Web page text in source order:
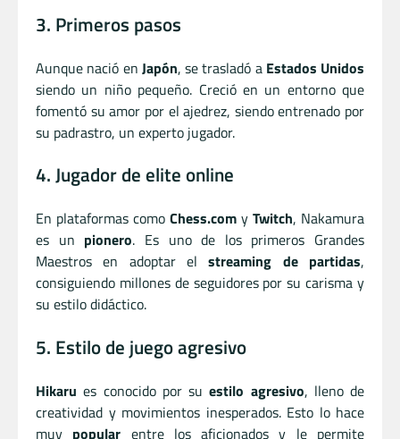
3. Primeros pasos
Aunque nació en Japón, se trasladó a Estados Unidos
siendo un niño pequeño. Creció en un entorno que
fomentó su amor por el ajedrez, siendo entrenado por
su padrastro, un experto jugador.
4. Jugador de elite online
En plataformas como Chess.com y Twitch, Nakamura
es un pionero. Es uno de los primeros Grandes
Maestros en adoptar elstreaming de partidas,
consiguiendo millones de seguidores por su carisma y
su estilo didáctico.
5. Estilo de juego agresivo
Hikaru es conocido por suestilo agresivo, lleno de
creatividad y movimientos inesperados. Esto lo hace
muy popular entre los aficionados y le permite